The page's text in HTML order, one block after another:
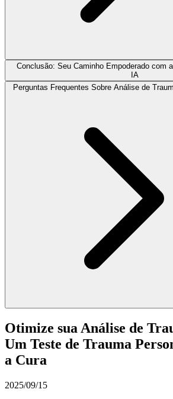
Conclusão: Seu Caminho Empoderado com
IA
Perguntas Frequentes Sobre Análise de
Otimize sua Análise de
Um Teste de Trauma
a Cura
2025/09/15